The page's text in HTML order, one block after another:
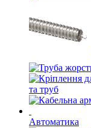
та труб
Автоматика